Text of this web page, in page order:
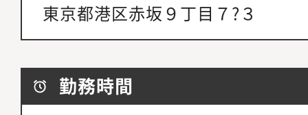
東京都港区赤坂９丁目７?３
勤務時間